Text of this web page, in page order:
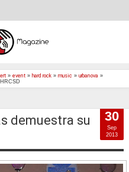
» event » hard rock » music » urbanova »
demuestra su
30
Sep
2013